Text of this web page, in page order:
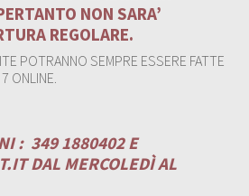
NON SARA’
REGOLARE.
POTRANNO SEMPRE ESSERE FATTE
ONLINE.
: 349 1880402 E
DAL MERCOLEDÌ AL